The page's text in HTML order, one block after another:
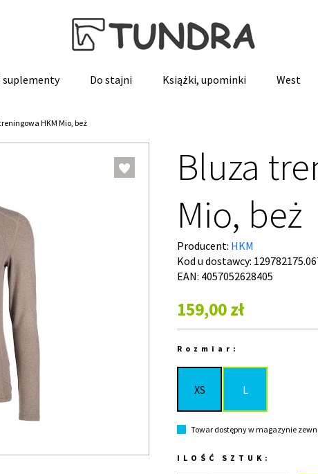
suplementy Do stajni Książki, upominki West
HKM Mio, beż
Bluza
Mio, beż
Producent: HKM
Kod u dostawcy:
EAN: 4057052628405
159,00 zł
Rozmiar:
XS L
Towar dostępny w magazynie
ILOŚĆ SZTUK: